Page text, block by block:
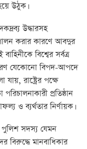
উঠুক।
উদ্ধারসহ
করার কারণে আবদুর
বিশ্বের সর্বত্র
যেকোনো বিপদ-আপদে
রাষ্ট্রের পক্ষে
প্রতিষ্ঠান
ও ব্যর্থতার নির্ণায়ক।
পুলিশ সদস্য যেমন
মানবাধিকার